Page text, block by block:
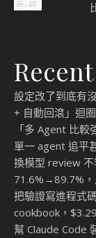
設定改了到底有
+ 自動回滾」迴
「多 Agent 比
單一 agent 追平
換模型 review
71.6%→89.7%
把驗證寫進程式
cookbook，
幫 Claude Code